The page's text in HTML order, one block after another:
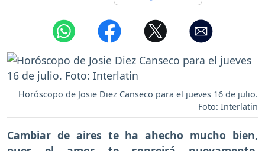
Horóscopo de Josie Diez Canseco para el jueves 16 de julio.
Foto: Interlatin
Cambiar de aires te ha ahecho mucho bien,